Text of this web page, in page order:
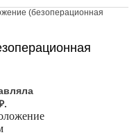
(безоперационная